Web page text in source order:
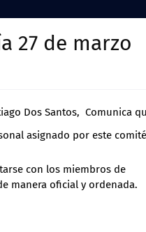
27 de marzo
Dos Santos, Comunica
asignado por este
con los miembros de
manera oficial y ordenada.